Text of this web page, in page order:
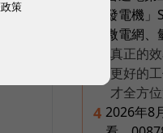
發電機」
微電網
真正的
更好的
才全方位
4 2026年8
策